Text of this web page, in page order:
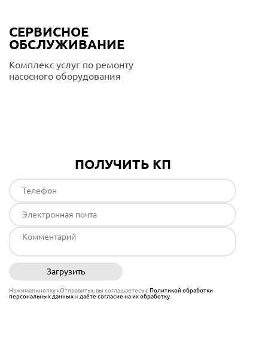
СЕРВИСНОЕ
ОБСЛУЖИВАНИЕ
Комплекс услуг по ремонту
насосного оборудования
ПОЛУЧИТЬ КП
Загрузить
Нажимая кнопку «Отправить», вы соглашаетесь сПолитикой обработки
персональных данныхи даёте согласие на их обработку